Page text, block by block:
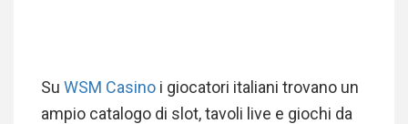
Su WSM Casino i giocatori italiani trovano un
ampio catalogo di slot, tavoli live e giochi da